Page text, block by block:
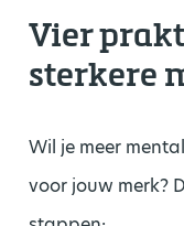
Vier
sterkere
Wil je meer
voor jouw merk?